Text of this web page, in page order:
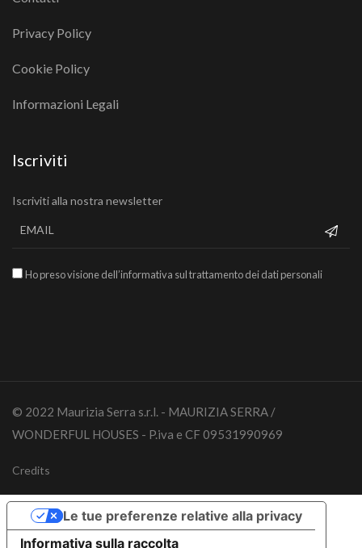
Privacy Policy
Cookie Policy
Informazioni Legali
Iscriviti
Iscriviti alla nostra newsletter
Ho preso visione dell’informativa sul trattamento dei dati personali
© 2022 Maurizia Serra s.r.l. - MAURIZIA SERRA /
WONDERFUL HOUSES - P.iva e CF 09531990969
Credits
Informativa sulla raccolta
Le tue preferenze relative alla privacy